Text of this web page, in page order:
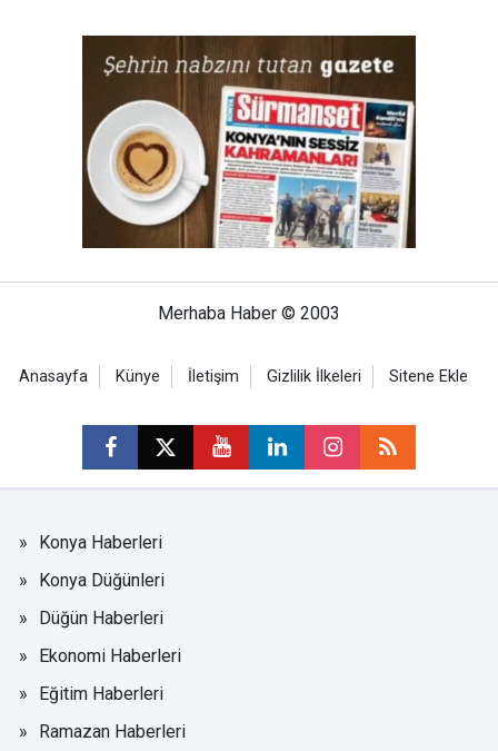
Merhaba Haber © 2003
Anasayfa Künye İletişim Gizlilik İlkeleri Sitene Ekle
Konya Haberleri
Konya Düğünleri
Düğün Haberleri
Ekonomi Haberleri
Eğitim Haberleri
Ramazan Haberleri